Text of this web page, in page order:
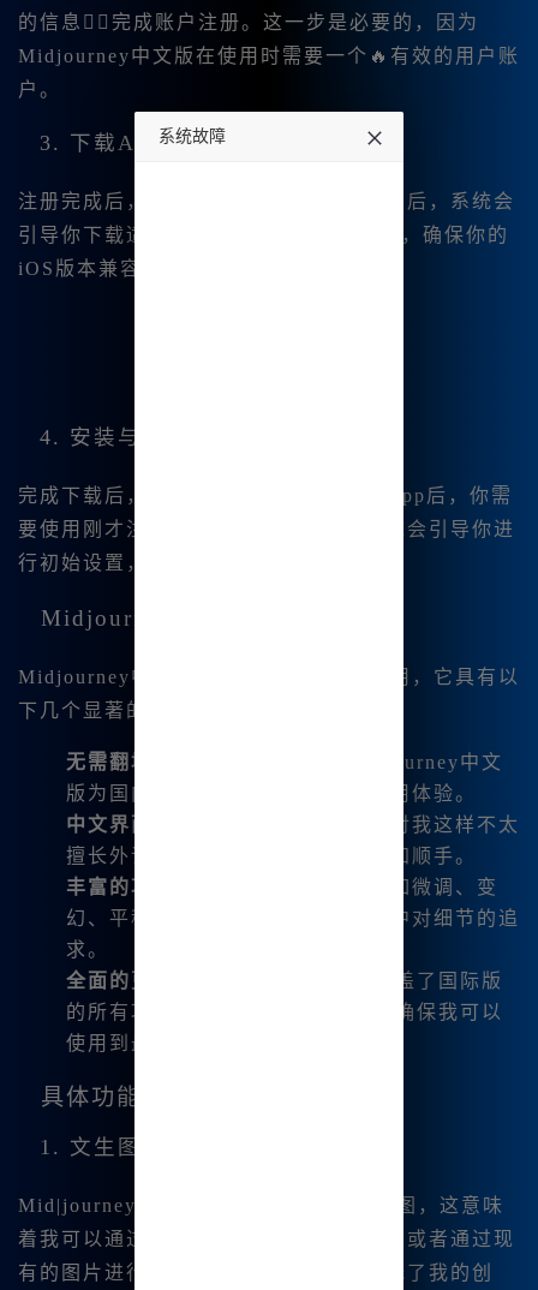
的信息，完成账户注册。这一步是必要的，因为
Midjourney中文版在使用时需要一个🔥有效的用户账
户。
3. 下载App
注册完成后，你可以找到下载链接。点击后，系统会
引导你下载适合iOS设备的安装包。注意，确保你的
iOS版本兼容该应用。
4. 安装与设置
完成下载后，按照提示进行安装。打开App后，你需
要使用刚才注册的账户登录。此后，系统会引导你进
行初始设置，确保一切正常。
Midjourney中文版的优势
Midjourney中文版真正适合国内用户使用，它具有以
下几个显著的优势：
无需翻墙
：相比其他国际版，Midjourney中文
版为国内用户提供了更加便捷的使用体验。
中文界面
：支持直接输入中文，这对我这样不太
擅长外语的用户来说，使用起来更加顺手。
丰富的功能
：支持图片编辑功能，如微调、变
幻、平移等，满足了我在创作过程中对细节的追
求。
全面的更新
：Midjourney中文版覆盖了国际版
的所有功能，支持最新版本V6.1，确保我可以
使用到最新的绘图技术。
具体功能介绍
1. 文生图与图生图
Mid|journey中文版支持文生图和图生🔥图，这意味
着我可以通过简单的文字描述生成图像，或者通过现
有的图片进行变幻。这种灵活性大大降低了我的创
系统故障